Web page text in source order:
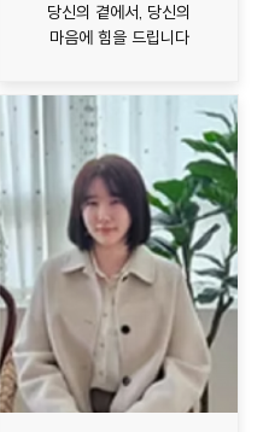
당신의 곁에서, 당신의
마음에 힘을 드립니다